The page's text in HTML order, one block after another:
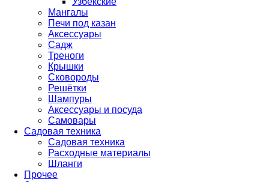
Мангалы
Печи под казан
Аксессуары
Садж
Треноги
Крышки
Сковороды
Решётки
Шампуры
Аксессуары и посуда
Самовары
Садовая техника
Садовая техника
Расходные материалы
Шланги
Прочее